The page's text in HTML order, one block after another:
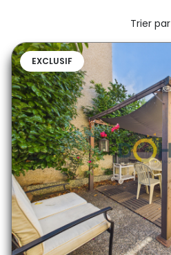
Trier par
EXCLUSIF